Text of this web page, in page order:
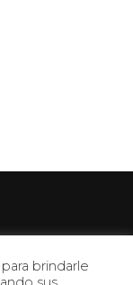
brindarle